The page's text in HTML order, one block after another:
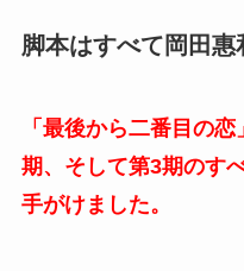
脚本はすべて岡田惠
「最後から二番目の
期、そして第3期のす
手がけました。